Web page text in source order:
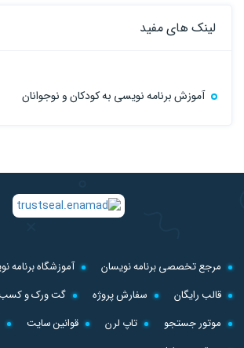
لینک های مفید
آموزش برنامه نویسی به کودکان و نوجوانان
مرجع تخصصی برنامه نویسان
آموزشگاه برنامه
قالب رایگان
سفارش پروژه
گت ورک و کسب
موتور جستجو
تاپ لرن قوانین سایت